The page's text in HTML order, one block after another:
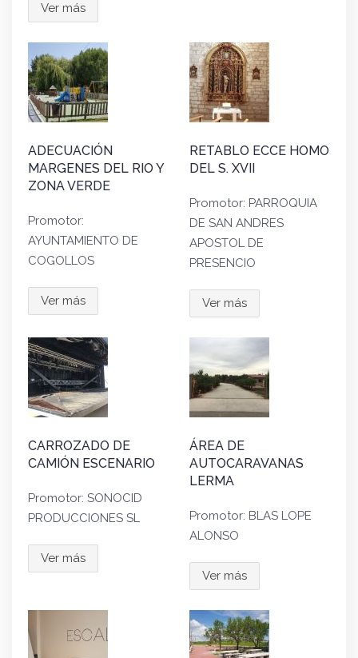
Ver más
ADECUACIÓN
MARGENES DEL RIO Y
ZONA VERDE
Promotor:
AYUNTAMIENTO DE
COGOLLOS
Ver más
RETABLO ECCE HOMO
DEL S. XVII
Promotor: PARROQUIA
DE SAN ANDRES
APOSTOL DE
PRESENCIO
Ver más
CARROZADO DE
CAMIÓN ESCENARIO
Promotor: SONOCID
PRODUCCIONES SL
Ver más
ÁREA DE
AUTOCARAVANAS
LERMA
Promotor: BLAS LOPE
ALONSO
Ver más